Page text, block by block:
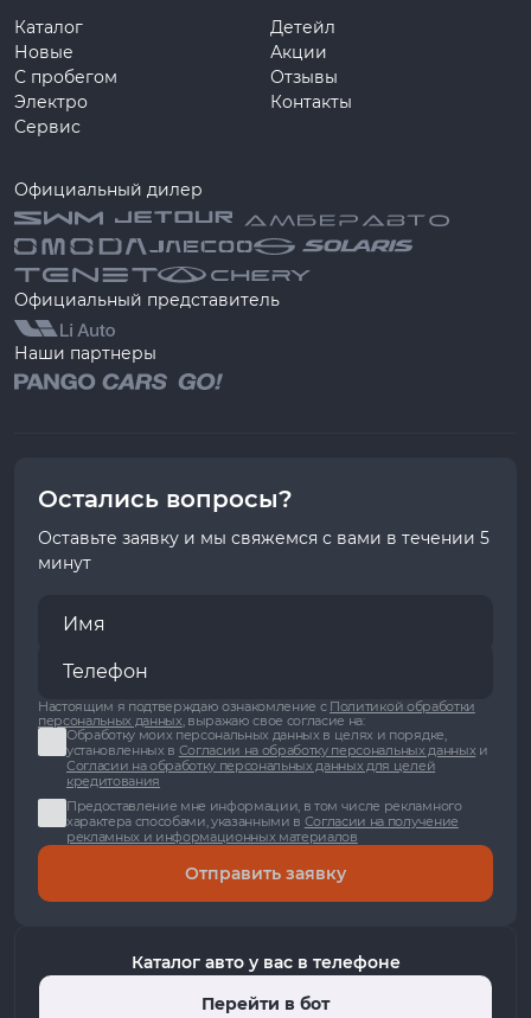
Каталог
Новые
С пробегом
Электро
Сервис
Детейл
Акции
Отзывы
Контакты
Официальный дилер
Официальный представитель
Наши партнеры
Остались вопросы?
Оставьте заявку и мы свяжемся с вами в течении 5
минут
Настоящим я подтверждаю ознакомление с Политикой обработки
персональных данных, выражаю свое согласие на:
Обработку моих персональных данных в целях и порядке,
установленных в Согласии на обработку персональных данныхи
Согласии на обработку персональных данных для целей
кредитования
Предоставление мне информации, в том числе рекламного
характера способами, указанными в Согласии на получение
рекламных и информационных материалов
Отправить заявку
Каталог авто у вас в телефоне
Перейти в бот